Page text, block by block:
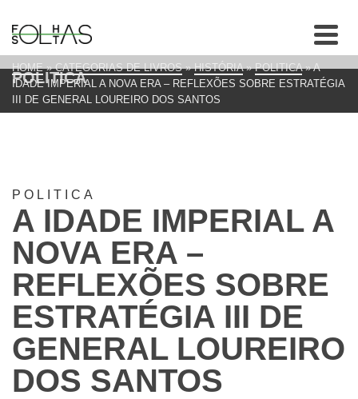
POLITICA
HOME » CATEGORIAS DE LIVROS » HISTÓRIA » POLITICA » A
IDADE IMPERIAL A NOVA ERA – REFLEXÕES SOBRE ESTRATÉGIA
III DE GENERAL LOUREIRO DOS SANTOS
POLITICA
A IDADE IMPERIAL A
NOVA ERA –
REFLEXÕES SOBRE
ESTRATÉGIA III DE
GENERAL LOUREIRO
DOS SANTOS